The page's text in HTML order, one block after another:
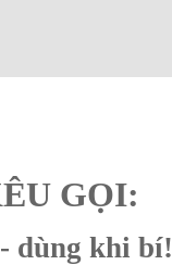
GỌI:
dùng khi bí!